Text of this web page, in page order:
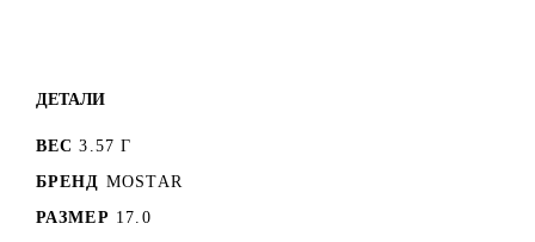
ДЕТАЛИ
ВЕС 3.57 Г
БРЕНД MOSTAR
РАЗМЕР 17.0